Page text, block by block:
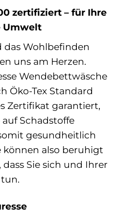
zertifiziert – für Ihre
Umwelt
das Wohlbefinden
uns am Herzen.
Wendebettwäsche
Öko-Tex Standard
Zertifikat garantiert,
Schadstoffe
gesundheitlich
können also beruhigt
Sie sich und Ihrer